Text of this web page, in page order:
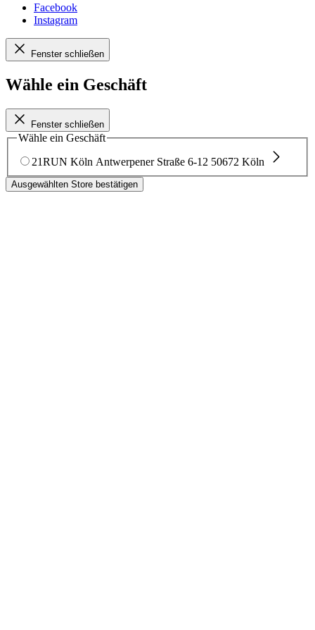
Facebook
Instagram
Fenster schließen
Wähle ein Geschäft
Fenster schließen
Wähle ein Geschäft
21RUN Köln Antwerpener Straße 6-12 50672 Köln
Ausgewählten Store bestätigen